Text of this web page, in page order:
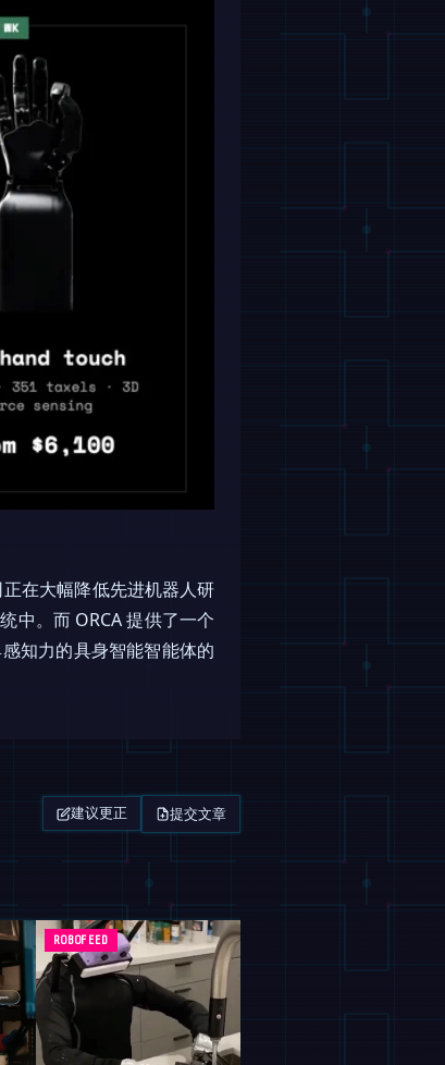
在大幅降低先进机器人研
中。而 ORCA 提供了一个
知力的具身智能智能体的
建议更正 提交文章
ROBOFEED